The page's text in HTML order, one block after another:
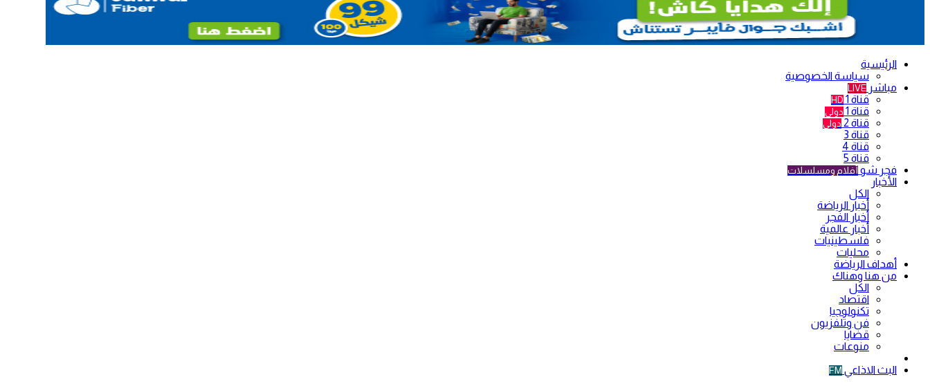
الرئيسية
سياسة الخصوصية
مباشر LIVE
قناة 1 HD
قناة 1 دولي
قناة 2 دولي
قناة 3
قناة 4
قناة 5
فجر شو أفلام ومسلسلات
الأخبار
الكل
أخبار الرياضة
أخبار الفجر
أخبار عالمية
فلسطينيات
محليات
أهداف الرياضة
من هنا وهناك
الكل
اقتصاد
تكنولوجيا
فن وتلفزيون
قضايا
منوعات
البث الاذاعي FM